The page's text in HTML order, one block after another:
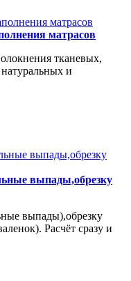
матрасов
тканевых,
и
выпады,обрезку
выпады),обрезку
Расчёт сразу и